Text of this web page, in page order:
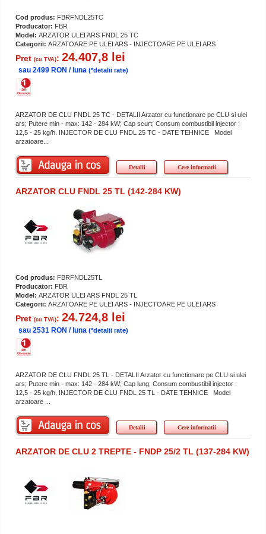
Cod produs: FBRFNDL25TC
Producator: FBR
Model: ARZATOR ULEI ARS FNDL 25 TC
Categorii: ARZATOARE PE ULEI ARS - INJECTOARE PE ULEI ARS
Pret (cu TVA): 24.407,8 lei
sau 2499 RON / luna (*detalii rate)
ARZATOR DE CLU FNDL 25 TC - DETALII Arzator cu functionare pe CLU si ulei
ars; Putere min - max: 142 - 284 kW; Cap scurt; Consum combustibil injector :
12,5 - 25 kg/h. INJECTOR DE CLU FNDL 25 TC - DATE TEHNICE Model
arzatoare...
Detalii Cere informatii
ARZATOR CLU FNDL 25 TL (142-284 KW)
Cod produs: FBRFNDL25TL
Producator: FBR
Model: ARZATOR ULEI ARS FNDL 25 TL
Categorii: ARZATOARE PE ULEI ARS - INJECTOARE PE ULEI ARS
Pret (cu TVA): 24.724,8 lei
sau 2531 RON / luna (*detalii rate)
ARZATOR DE CLU FNDL 25 TL - DETALII Arzator cu functionare pe CLU si ulei
ars; Putere min - max: 142 - 284 kW; Cap lung; Consum combustibil injector :
12,5 - 25 kg/h. INJECTOR DE CLU FNDL 25 TL - DATE TEHNICE Model
arzatoare ...
Detalii Cere informatii
ARZATOR DE CLU 2 TREPTE - FNDP 25/2 TL (137-284 KW)